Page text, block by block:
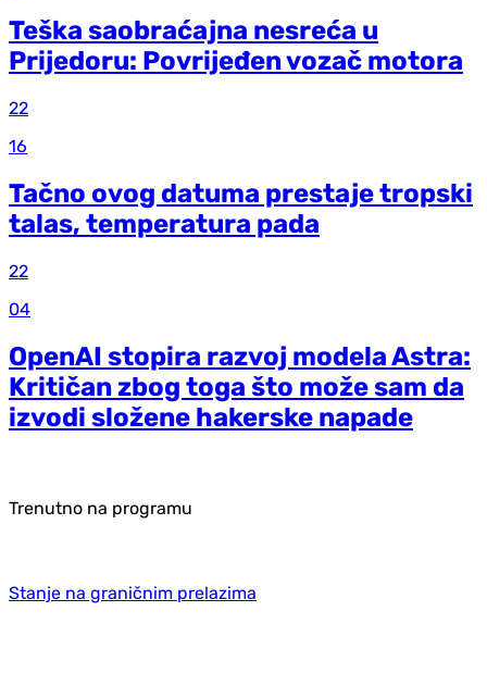
Teška saobraćajna nesreća u
Prijedoru: Povrijeđen vozač motora
22
16
Tačno ovog datuma prestaje tropski
talas, temperatura pada
22
04
OpenAI stopira razvoj modela Astra:
Kritičan zbog toga što može sam da
izvodi složene hakerske napade
Trenutno na programu
Stanje na graničnim prelazima